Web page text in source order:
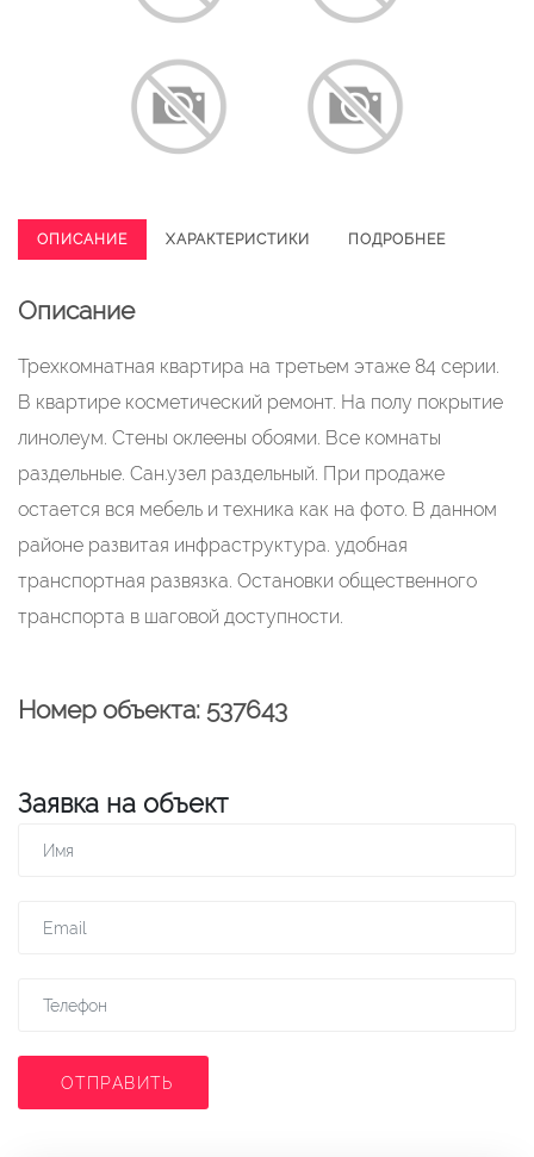
ОПИСАНИЕ ХАРАКТЕРИСТИКИ ПОДРОБНЕЕ
Описание
Трехкомнатная квартира на третьем этаже 84 серии.
В квартире косметический ремонт. На полу покрытие
линолеум. Стены оклеены обоями. Все комнаты
раздельные. Сан.узел раздельный. При продаже
остается вся мебель и техника как на фото. В данном
районе развитая инфраструктура. удобная
транспортная развязка. Остановки общественного
транспорта в шаговой доступности.
Номер объекта: 537643
Заявка на объект
ОТПРАВИТЬ